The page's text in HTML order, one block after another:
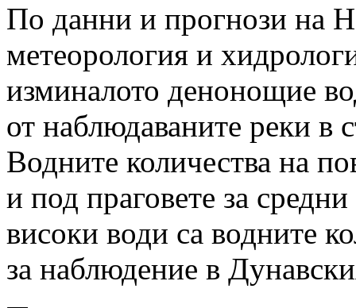
По данни и прогнози на
метеорология и
изминалото денонощие
от наблюдаваните реки в
Водните количества на
и под праговете за
високи води са водните
за наблюдение в